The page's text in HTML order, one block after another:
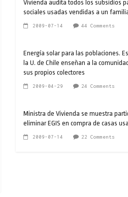
Vivienda audita todos los subsidios
sociales usadas vendidas a un
2009-07-14 44 Comments
Energía solar para las poblaciones.
la U. de Chile enseñan a la
sus propios colectores
2009-04-29 24 Comments
Ministra de Vivienda se muestra
eliminar EGIS en compra de casas
2009-07-14 22 Comments